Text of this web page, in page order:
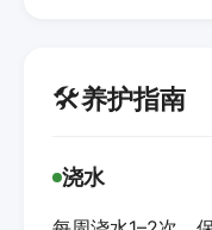
🛠️养护指南
浇水